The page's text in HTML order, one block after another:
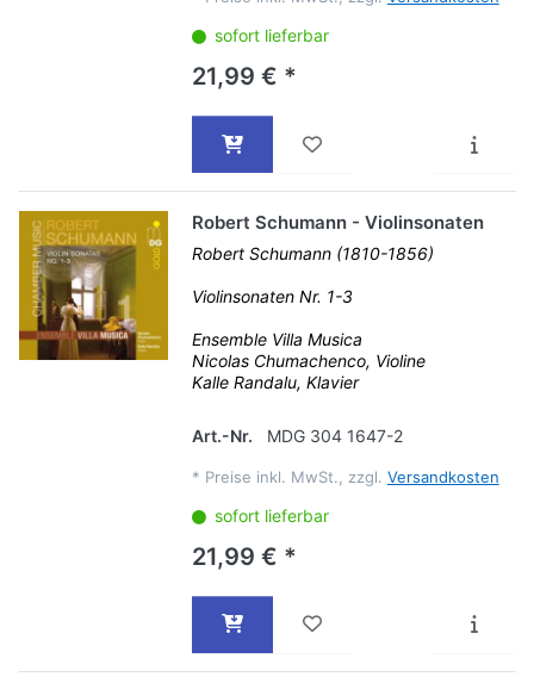
sofort lieferbar
21,99 € *
Robert Schumann - Violinsonaten
Robert Schumann (1810-1856)
Violinsonaten Nr. 1-3
Ensemble Villa Musica
Nicolas Chumachenco, Violine
Kalle Randalu, Klavier
Art.-Nr. MDG 304 1647-2
* Preise inkl. MwSt., zzgl. Versandkosten
sofort lieferbar
21,99 € *